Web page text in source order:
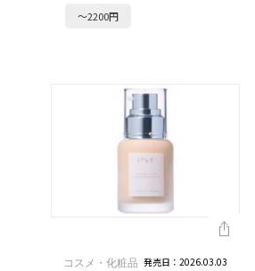
～2200円
コスメ・化粧品 発売日：2026.03.03